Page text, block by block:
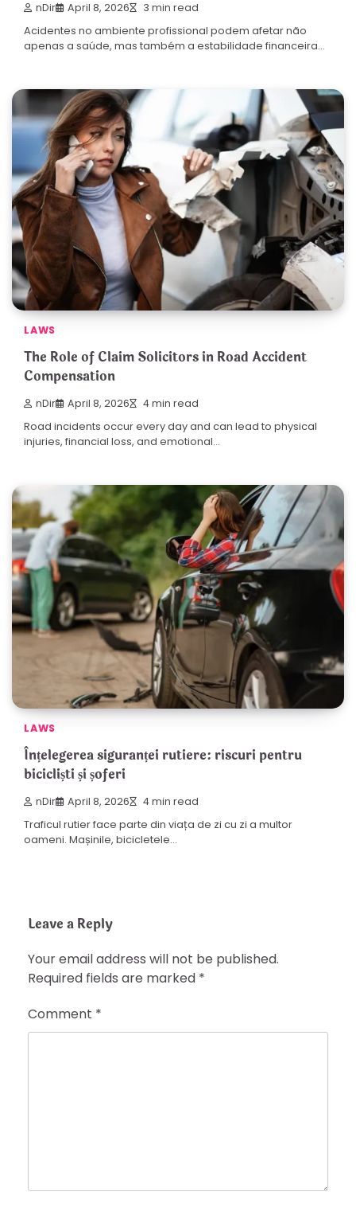
nDir April 8, 2026 3 min read
Acidentes no ambiente profissional podem afetar não
apenas a saúde, mas também a estabilidade financeira…
LAWS
The Role of Claim Solicitors in Road Accident
Compensation
nDir April 8, 2026 4 min read
Road incidents occur every day and can lead to physical
injuries, financial loss, and emotional…
LAWS
Înțelegerea siguranței rutiere: riscuri pentru
bicicliști și șoferi
nDir April 8, 2026 4 min read
Traficul rutier face parte din viața de zi cu zi a multor
oameni. Mașinile, bicicletele…
Leave a Reply
Your email address will not be published.
Required fields are marked *
Comment *